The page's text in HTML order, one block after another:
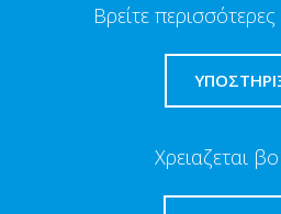
Βρείτε
Χρειαζεται